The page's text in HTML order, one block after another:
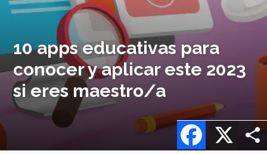
10 apps educativas para
conocer y aplicar este 2023
si eres maestro/a
X
Facebook